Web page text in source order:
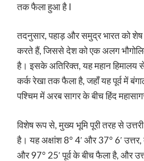
तक फैला हुआ है I
तदनुसार, पहाड़ और समुद्र भारत को
करते हैं, जिससे देश को एक अलग
है। इसके अतिरिक्त, यह महान हिमालय
कर्क रेखा तक फैला है, जहाँ यह पूर्व में
पश्चिम में अरब सागर के बीच हिंद
विशेष रूप से, मुख्य भूमि पूरी तरह से उत्तरी
है। यह अक्षांश 8° 4′ और 37° 6′ उत्तर,
और 97° 25′ पूर्व के बीच फैला है, और